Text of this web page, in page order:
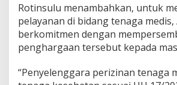
a
M
e
d
i
d
a
Rotinsulu menambahkan, untuk
pelayanan di bidang tenaga medis,
berkomitmen dengan
penghargaan tersebut kepada
“Penyelenggara perizinan tenaga